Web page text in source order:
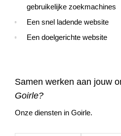
gebruikelijke zoekmachines
Een snel ladende website
Een doelgerichte website
Samen werken aan jouw
Goirle?
Onze diensten in Goirle.